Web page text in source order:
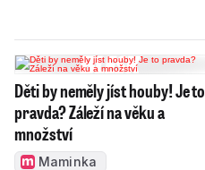
Děti by neměly jíst houby! Je to
pravda? Záleží na věku a
množství
Maminka